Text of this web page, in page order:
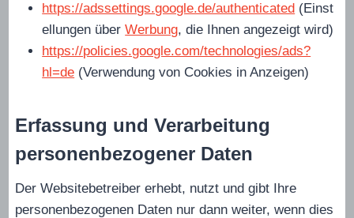
https://adssettings.google.de/authenticated (Einst
ellungen überWerbung, die Ihnen angezeigt wird)
https://policies.google.com/technologies/ads?
hl=de (Verwendung von Cookies in Anzeigen)
Erfassung und Verarbeitung
personenbezogener Daten
Der Websitebetreiber erhebt, nutzt und gibt Ihre
personenbezogenen Daten nur dann weiter, wenn dies